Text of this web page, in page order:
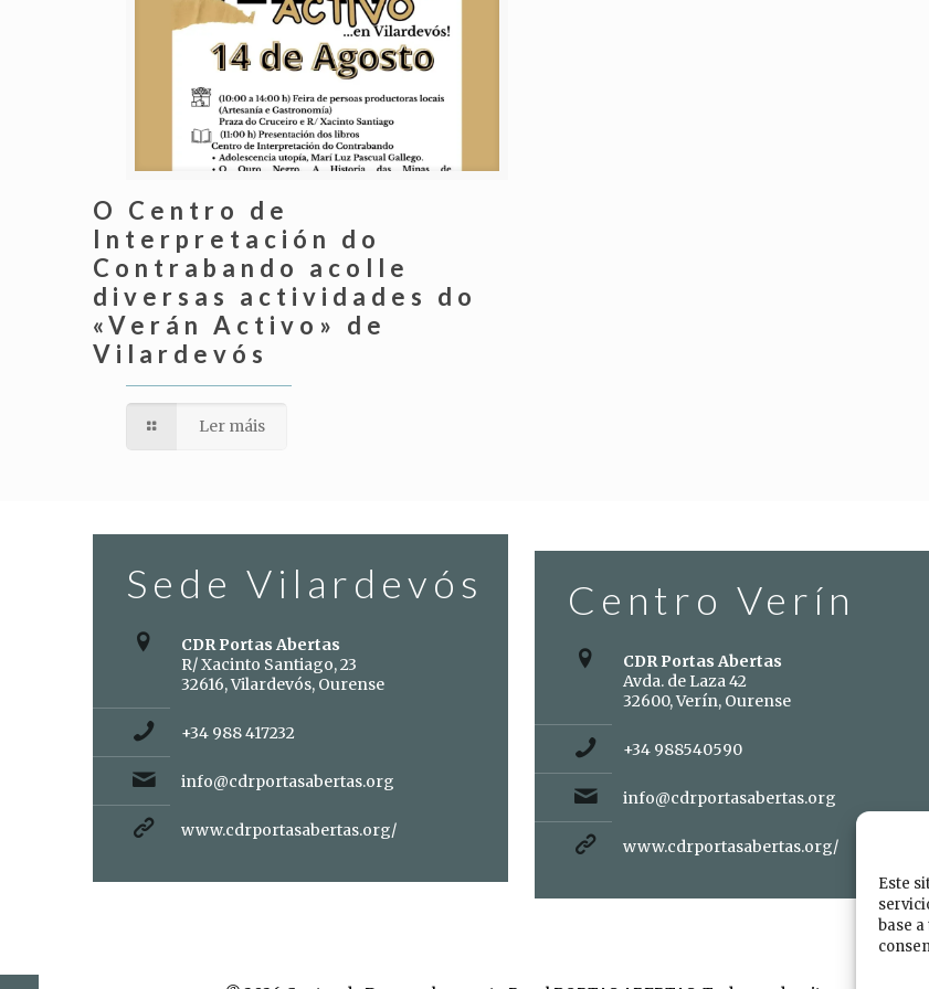
Este
base
O Centro de
Interpretación do
Contrabando acolle
diversas actividades do
«Verán Activo» de
Vilardevós
Ler máis
Sede Vilardevós
CDR Portas Abertas
R/ Xacinto Santiago, 23
32616, Vilardevós, Ourense
+34 988 417232
info@cdrportasabertas.org
www.cdrportasabertas.org/
Centro Verín
CDR Portas Abertas
Avda. de Laza 42
32600, Verín, Ourense
+34 988540590
info@cdrportasabertas.org
www.cdrportasabertas.org/